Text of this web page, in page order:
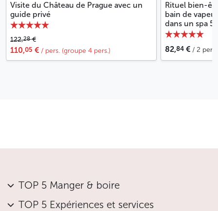
Visite du Château de Prague avec un
guide privé
122,28€
110,05 € / pers. (groupe 4 pers.)
Rituel bien-
bain de
dans un spa 5
82,84 € / 2 pers.
TOP 5 Manger & boire
TOP 5 Expériences et services